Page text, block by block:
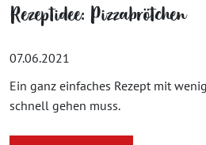
Rezeptidee: Pizzabrötchen
07.06.2021
Ein ganz einfaches Rezept mit
schnell gehen muss.